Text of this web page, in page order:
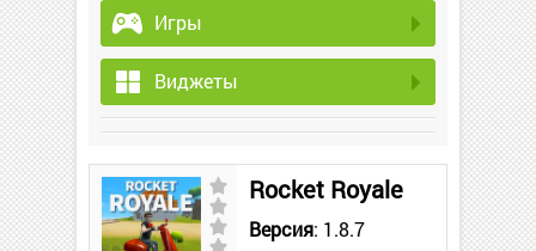
Игры
Виджеты
Rocket Royale
Версия: 1.8.7